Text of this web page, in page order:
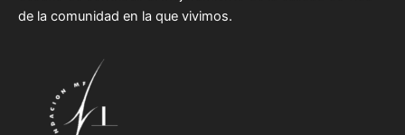
de la comunidad en la que vivimos.